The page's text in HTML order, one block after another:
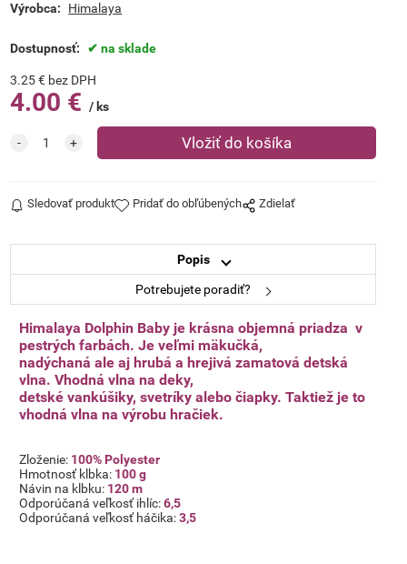
Výrobca: Himalaya
Dostupnosť: na sklade
3.25€ bez DPH
4.00 € ks
Sledovať produkt Pridať do obľúbených Zdielať
Popis
Potrebujete poradiť?
Himalaya Dolphin Baby je krásna objemná priadza v
pestrých farbách.Je veľmi mäkučká,
nadýchaná ale aj hrubá a hrejivá zamatová detská
vlna. Vhodná vlna na deky,
detské vankúšiky,svetríky alebo čiapky. Taktiež je to
vhodná vlna na výrobu hračiek.
Zloženie: 100% Polyester
Hmotnosť klbka: 100 g
Návin na klbku: 120 m
Odporúčaná veľkosť ihlíc:6,5
Odporúčaná veľkosť háčika:3,5